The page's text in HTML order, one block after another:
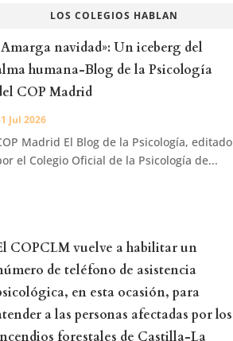
LOS COLEGIOS HABLAN
navidad»: Un iceberg del
humana-Blog de la Psicología
COP Madrid
Jul 2026
Madrid El Blog de la Psicología, editado
el Colegio Oficial de la Psicología de...
COPCLM vuelve a habilitar un
de teléfono de asistencia
en esta ocasión, para
a las personas afectadas por los
forestales de Castilla-La